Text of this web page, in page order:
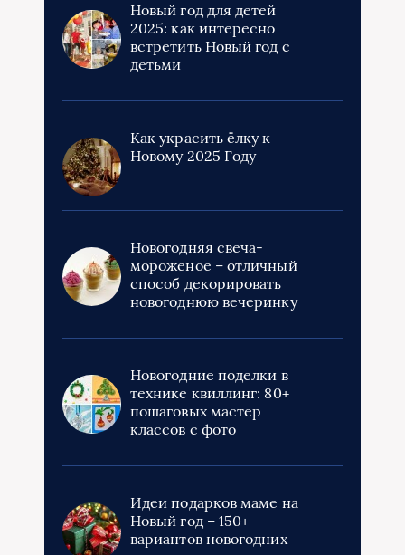
Новый год для детей
2025: как интересно
встретить Новый год с
детьми
Как украсить ёлку к
Новому 2025 Году
Новогодняя свеча-
мороженое – отличный
способ декорировать
новогоднюю вечеринку
Новогодние поделки в
технике квиллинг: 80+
пошаговых мастер
классов с фото
Идеи подарков маме на
Новый год – 150+
вариантов новогодних